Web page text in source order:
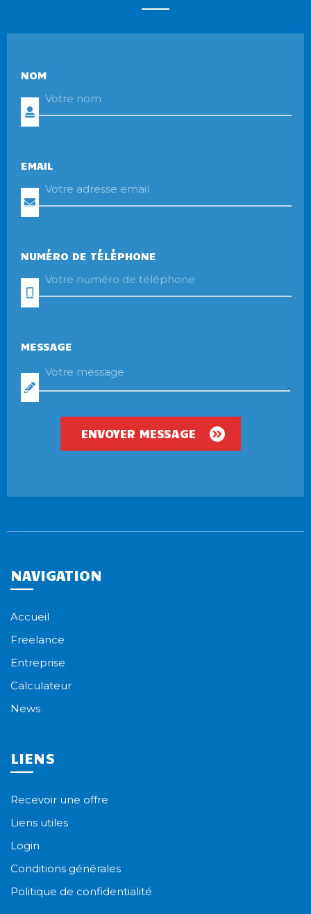
NOM
EMAIL
NUMÉRO DE TÉLÉPHONE
MESSAGE
NAVIGATION
Accueil
Freelance
Entreprise
Calculateur
News
LIENS
Recevoir une offre
Liens utiles
Login
Conditions générales
Politique de confidentialité